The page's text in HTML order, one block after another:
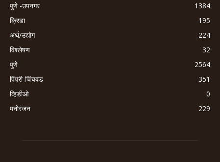
पुणे -उपनगर
1384
क्रिडा
195
अर्थ/उद्योग
224
विश्लेषण
32
पुणे
2564
पिंपरी-चिंचवड
351
व्हिडीओ
0
मनोरंजन
229